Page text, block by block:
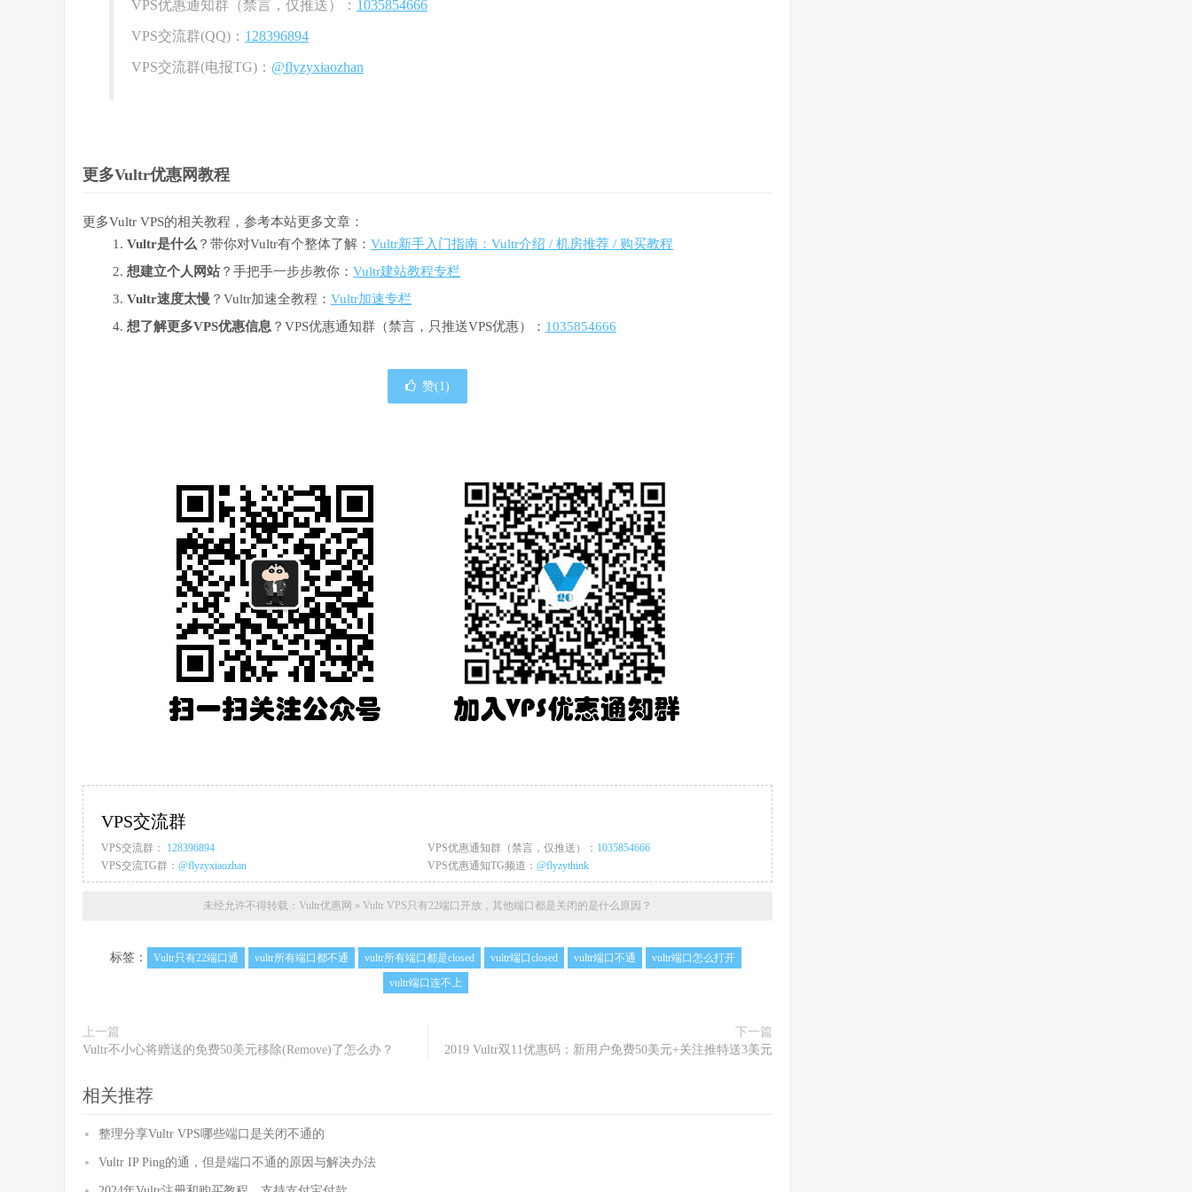
VPS优惠通知群（禁言，仅推送）： 1035854666
VPS交流群(QQ)： 128396894
VPS交流群(电报TG)： @flyzyxiaozhan
更多Vultr优惠网教程
更多Vultr VPS的相关教程，参考本站更多文章：
Vultr是什么 ？带你对Vultr有个整体了解： Vultr新手入门指南：Vultr介绍 / 机房推荐 / 购买教程
想建立个人网站？手把手一步步教你： Vultr建站教程专栏
Vultr速度太慢 ？Vultr加速全教程： Vultr加速专栏
想了解更多VPS优惠信息 ？VPS优惠通知群（禁言，只推送VPS优惠）： 1035854666
赞(1)
VPS交流群
VPS交流群： 128396894 VPS优惠通知群（禁言，仅推送）： 1035854666
VPS交流TG群： @flyzyxiaozhan VPS优惠通知TG频道： @flyzythink
未经允许不得转载： Vultr优惠网 » Vultr VPS只有22端口开放，其他端口都是关闭的是什么原因？
标签： Vultr只有22端口通 vultr所有端口都不通 vultr所有端口都是closed vultr端口closed vultr端口不通
vultr端口怎么打开
vultr端口连不上
上一篇
Vultr不小心将赠送的免费50美元移除(Remove)了怎么办？
下一篇
2019 Vultr双11优惠码：新用户免费50美元+关注推特送3美元
相关推荐
整理分享Vultr VPS哪些端口是关闭不通的
Vultr IP Ping的通，但是端口不通的原因与解决办法